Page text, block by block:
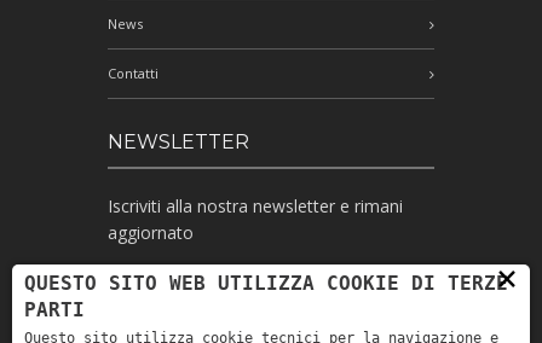
News
Contatti
NEWSLETTER
Iscriviti alla nostra newsletter e rimani
aggiornato
Ho letto l'informativa e autorizzo il
×
QUESTO SITO WEB UTILIZZA COOKIE DI TERZE
PARTI
Questo sito utilizza cookie tecnici per la navigazione e